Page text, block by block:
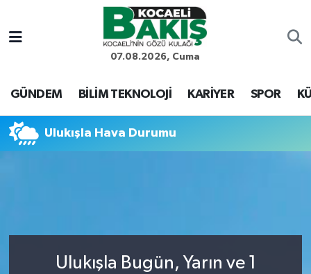
07.08.2026, Cuma
GÜNDEM BİLİM TEKNOLOJİ KARİYER SPOR
Ulukışla Hava Durumu
Ulukışla Bugün, Yarın ve 1
Kocaeli Nöbetçi Eczaneler
Kocaeli Hava Durumu
Haber Arşivi